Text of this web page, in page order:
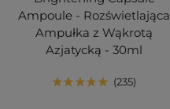
Ampoule - Rozświetlająca
Ampułka z Wąkrotą
Azjatycką - 30ml
235